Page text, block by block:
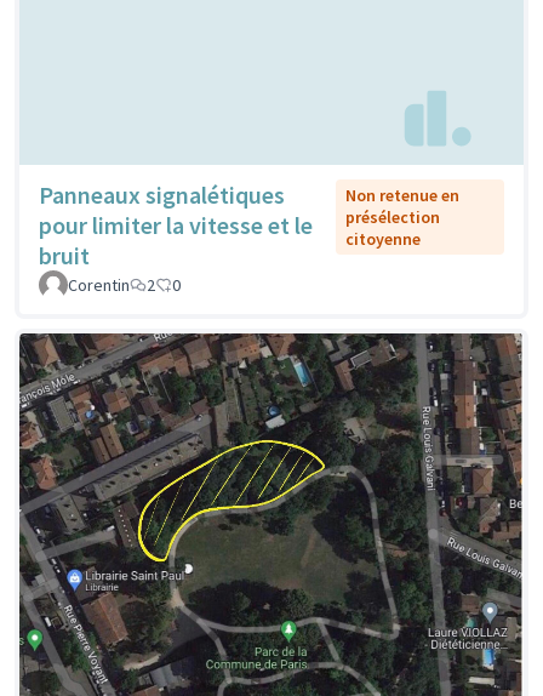
Panneaux signalétiques
pour limiter la vitesse et le
bruit
Non retenue en
présélection
citoyenne
Corentin 2 0